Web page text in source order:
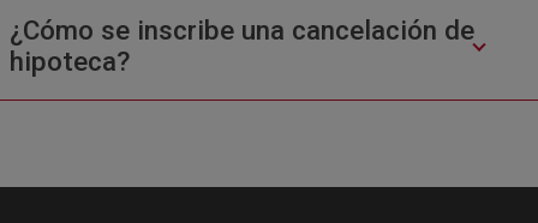
¿Cómo se inscribe una cancelación de
hipoteca?